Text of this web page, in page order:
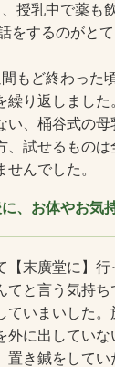
授乳中で薬も
をするのがと
もど終わった
繰り返しました
い、桶谷式の
、試せるものは
んでした。
、お体やお気
【末廣堂に】
てと言う気持
ていまいした。
外に出してい
置き鍼をして